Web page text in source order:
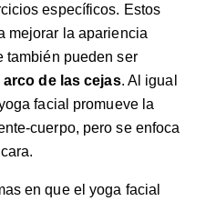
específicos. Estos
mejorar la apariencia
también pueden ser
de las cejas. Al igual
facial promueve la
cuerpo, pero se enfoca
en que el yoga facial